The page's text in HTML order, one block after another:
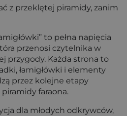
z przeklętej piramidy, zanim
to pełna napięcia
przenosi czytelnika w
przygody. Każda strona to
łamigłówki i elementy
przez kolejne etapy
faraona.
dla młodych odkrywców,